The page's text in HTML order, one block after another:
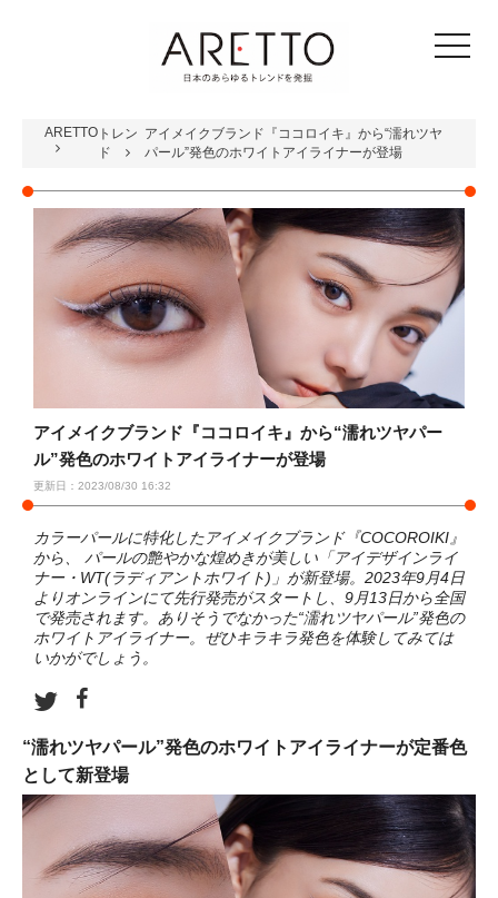
toggle
ARETTO トレン
ド
アイメイクブランド『ココロイキ』から“濡れツヤ
パール”発色のホワイトアイライナーが登場
アイメイクブランド『ココロイキ』から“濡れツヤパー
ル”発色のホワイトアイライナーが登場
更新日：2023/08/30 16:32
カラーパールに特化したアイメイクブランド『COCOROIKI』
から、 パールの艶やかな煌めきが美しい「アイデザインライ
ナー・WT(ラディアントホワイト)」が新登場。2023年9月4日
よりオンラインにて先行発売がスタートし、9月13日から全国
で発売されます。ありそうでなかった“濡れツヤパール”発色の
ホワイトアイライナー。ぜひキラキラ発色を体験してみては
いかがでしょう。
“濡れツヤパール”発色のホワイトアイライナーが定番色
として新登場